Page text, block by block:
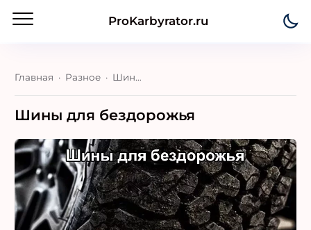
ProKarbyrator.ru
Главная Разное Шины для бездорожья
Шины для бездорожья